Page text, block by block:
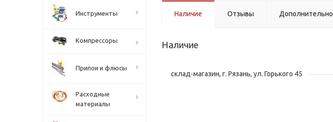
Наличие Отзывы Дополнительно
Наличие
склад-магазин, г. Рязань, ул. Горького 45
Инструменты
Компрессоры
Припои и флюсы
Расходные
материалы